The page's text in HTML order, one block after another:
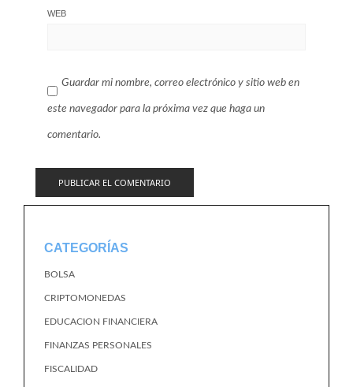
WEB
Guardar mi nombre, correo electrónico y sitio web en
este navegador para la próxima vez que haga un
comentario.
CATEGORÍAS
BOLSA
CRIPTOMONEDAS
EDUCACION FINANCIERA
FINANZAS PERSONALES
FISCALIDAD